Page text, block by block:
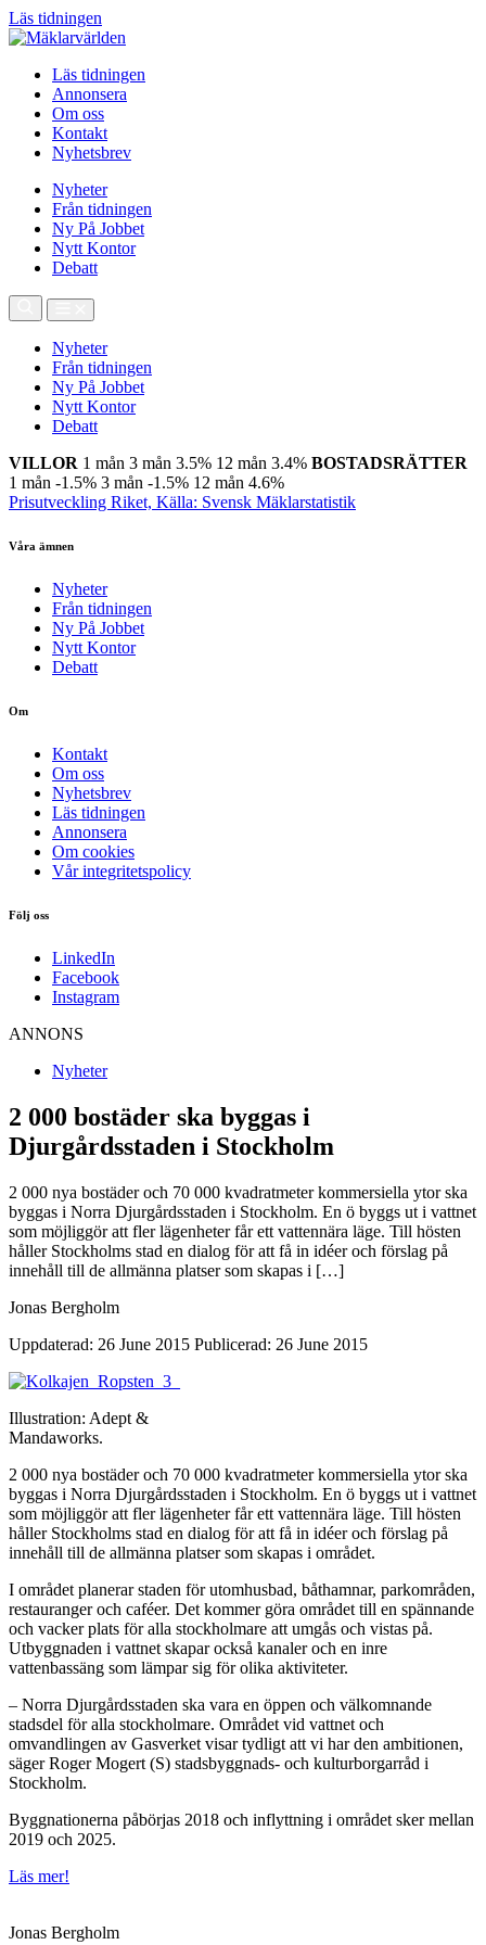
Läs tidningen
Läs tidningen
Annonsera
Om oss
Kontakt
Nyhetsbrev
Nyheter
Från tidningen
Ny På Jobbet
Nytt Kontor
Debatt
Nyheter
Från tidningen
Ny På Jobbet
Nytt Kontor
Debatt
VILLOR 1 mån 3 mån 3.5% 12 mån 3.4% BOSTADSRÄTTER
1 mån -1.5% 3 mån -1.5% 12 mån 4.6%
Prisutveckling Riket, Källa: Svensk Mäklarstatistik
Våra ämnen
Nyheter
Från tidningen
Ny På Jobbet
Nytt Kontor
Debatt
Om
Kontakt
Om oss
Nyhetsbrev
Läs tidningen
Annonsera
Om cookies
Vår integritetspolicy
Följ oss
LinkedIn
Facebook
Instagram
ANNONS
Nyheter
2 000 bostäder ska byggas i
Djurgårdsstaden i Stockholm
2 000 nya bostäder och 70 000 kvadratmeter kommersiella ytor ska
byggas i Norra Djurgårdsstaden i Stockholm. En ö byggs ut i vattnet
som möjliggör att fler lägenheter får ett vattennära läge. Till hösten
håller Stockholms stad en dialog för att få in idéer och förslag på
innehåll till de allmänna platser som skapas i […]
Jonas Bergholm
Uppdaterad: 26 June 2015 Publicerad: 26 June 2015
Illustration: Adept &
Mandaworks.
2 000 nya bostäder och 70 000 kvadratmeter kommersiella ytor ska
byggas i Norra Djurgårdsstaden i Stockholm. En ö byggs ut i vattnet
som möjliggör att fler lägenheter får ett vattennära läge. Till hösten
håller Stockholms stad en dialog för att få in idéer och förslag på
innehåll till de allmänna platser som skapas i området.
I området planerar staden för utomhusbad, båthamnar, parkområden,
restauranger och caféer. Det kommer göra området till en spännande
och vacker plats för alla stockholmare att umgås och vistas på.
Utbyggnaden i vattnet skapar också kanaler och en inre
vattenbassäng som lämpar sig för olika aktiviteter.
– Norra Djurgårdsstaden ska vara en öppen och välkomnande
stadsdel för alla stockholmare. Området vid vattnet och
omvandlingen av Gasverket visar tydligt att vi har den ambitionen,
säger Roger Mogert (S) stadsbyggnads- och kulturborgarråd i
Stockholm.
Byggnationerna påbörjas 2018 och inflyttning i området sker mellan
2019 och 2025.
Läs mer!
Jonas Bergholm